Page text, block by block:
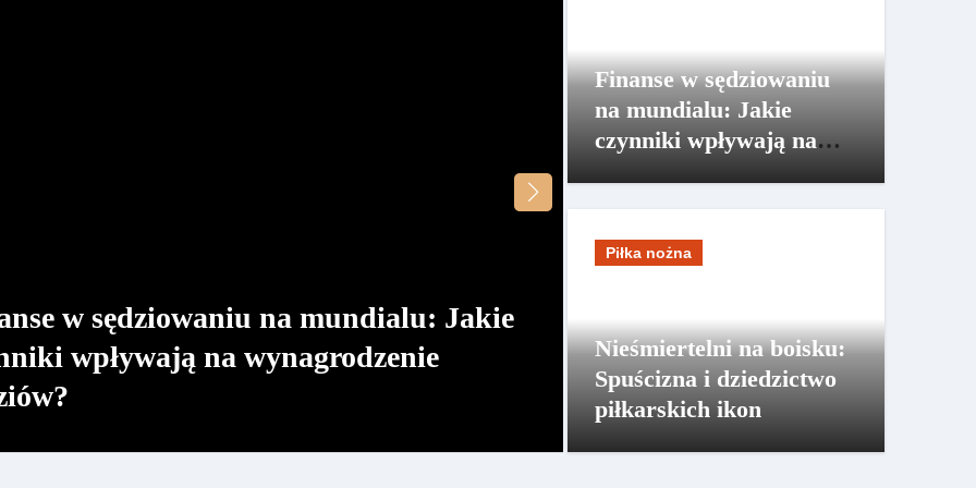
w sędziowaniu na mundialu: Jakie
wpływają na wynagrodzenie
Nieśmiertelni na boisku:
dziedzictwo piłkarskich ikon
Finanse w sędziowaniu
na mundialu: Jakie
czynniki wpływają na
Piłka nożna
Nieśmiertelni na boisku:
Spuścizna i dziedzictwo
piłkarskich ikon
Jakie czynniki
sędziów?
że rola sędziego to po prostu egzekwowanie zasad i